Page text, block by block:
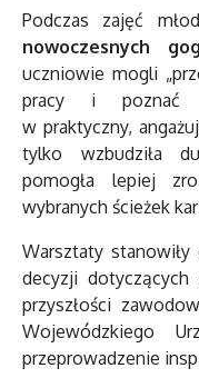
Podczas zajęć
nowoczesnych
uczniowie mogli
pracy i poznać
w praktyczny,
tylko wzbudziła
pomogła lepiej
wybranych ścieżek
Warsztaty
decyzji dotyczących
przyszłości
Wojewódzkiego
przeprowadzenie